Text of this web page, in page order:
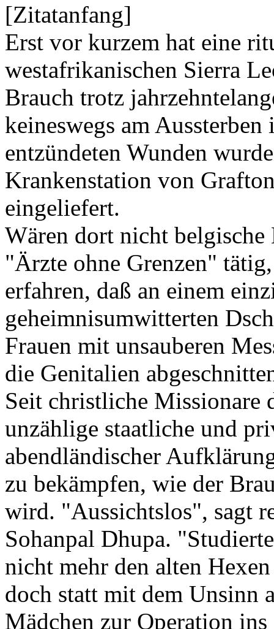
[Zitatanfang]
Erst vor kurzem hat eine
westafrikanischen Sierra
Brauch trotz
keineswegs am
entzündeten Wunden
Krankenstation von
eingeliefert.
Wären dort nicht
"Ärzte ohne Grenzen"
erfahren, daß an einem
geheimnisumwitterten
Frauen mit unsauberen
die Genitalien
Seit christliche Missionare
unzählige staatliche und
abendländischer
zu bekämpfen, wie der
wird. "Aussichtslos", sagt
Sohanpal Dhupa.
nicht mehr den alten
doch statt mit dem Unsinn
Mädchen zur Operation